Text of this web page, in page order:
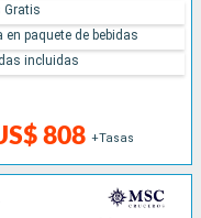
808 +Tasas
Gratis
en paquete de bebidas
incluidas